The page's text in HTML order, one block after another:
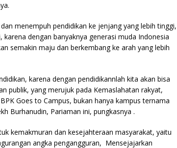
menempuh pendidikan ke jenjang yang lebih tinggi,
karena dengan banyaknya generasi muda Indonesia
semakin maju dan berkembang ke arah yang lebih
karena dengan pendidikannlah kita akan bisa
publik, yang merujuk pada Kemaslahatan rakyat,
Goes to Campus, bukan hanya kampus ternama
Burhanudin, Pariaman ini, pungkasnya .
kemakmuran dan kesejahteraan masyarakat, yaitu
angka pengangguran, Mensejajarkan